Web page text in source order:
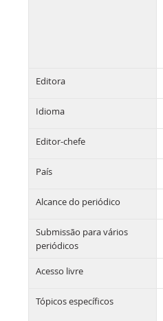
Editora
Idioma
Editor-chefe
País
Alcance do periódico
Submissão para vários
periódicos
Acesso livre
Tópicos específicos